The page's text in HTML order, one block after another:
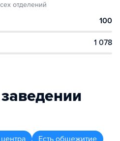
отделений
100
1 078